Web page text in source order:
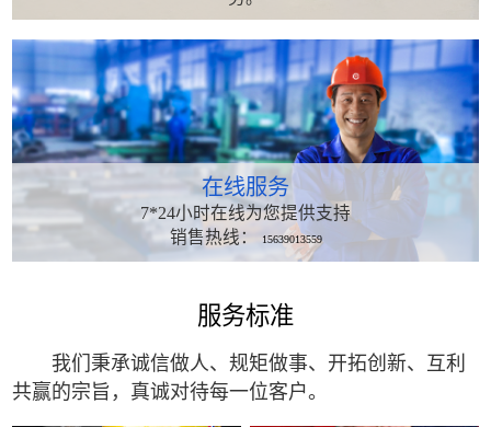
在线服务
7*24小时在线为您提供支持
销售热线：
15639013559
服务标准
我们秉承诚信做人、规矩做事、开拓创新、互利
共赢的宗旨，真诚对待每一位客户。